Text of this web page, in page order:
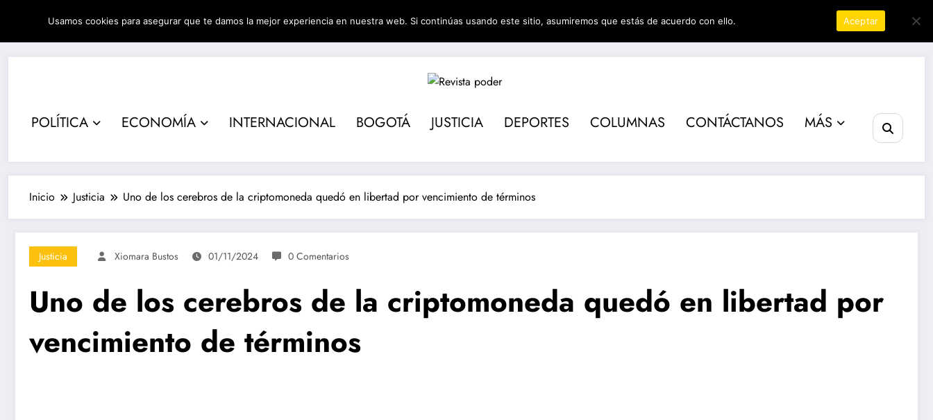
contenido
06/08/2026 3:36:34 AM
POLÍTICA ECONOMÍA INTERNACIONAL BOGOTÁ JUSTICIA DEPORTES COLUMNAS CONTÁCTANOS MÁS
Inicio Justicia Uno de los cerebros de la criptomoneda quedó en libertad por vencimiento de términos
Justicia Xiomara Bustos 01/11/2024 0 Comentarios
Uno de los cerebros de la criptomoneda quedó en libertad por
vencimiento de términos
Usamos cookies para asegurar que te damos la mejor experiencia en nuestra web. Si continúas usando este sitio, asumiremos que estás de acuerdo con ello. Aceptar